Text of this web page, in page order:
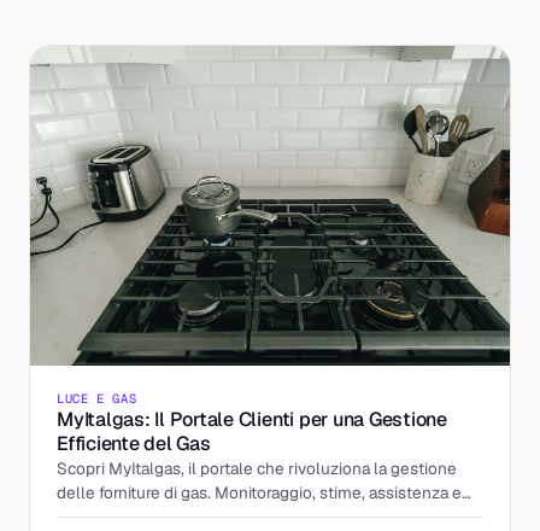
LUCE E GAS
MyItalgas: Il Portale Clienti per una Gestione
Efficiente del Gas
Scopri MyItalgas, il portale che rivoluziona la gestione
delle forniture di gas. Monitoraggio, stime, assistenza e
molto altro in un'unica piattaforma.